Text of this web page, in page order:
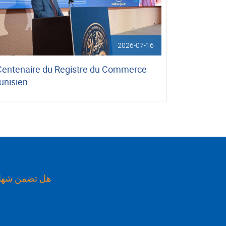
2026-07-16
du Registre du Commerce
هل تضمن